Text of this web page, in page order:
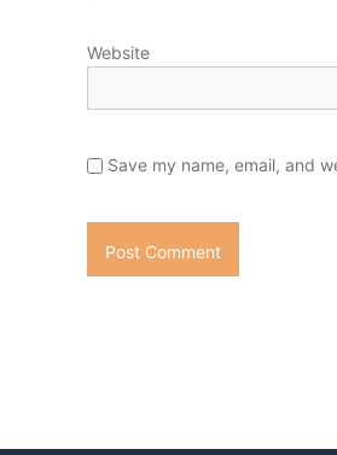
Website
Save my name, email, and